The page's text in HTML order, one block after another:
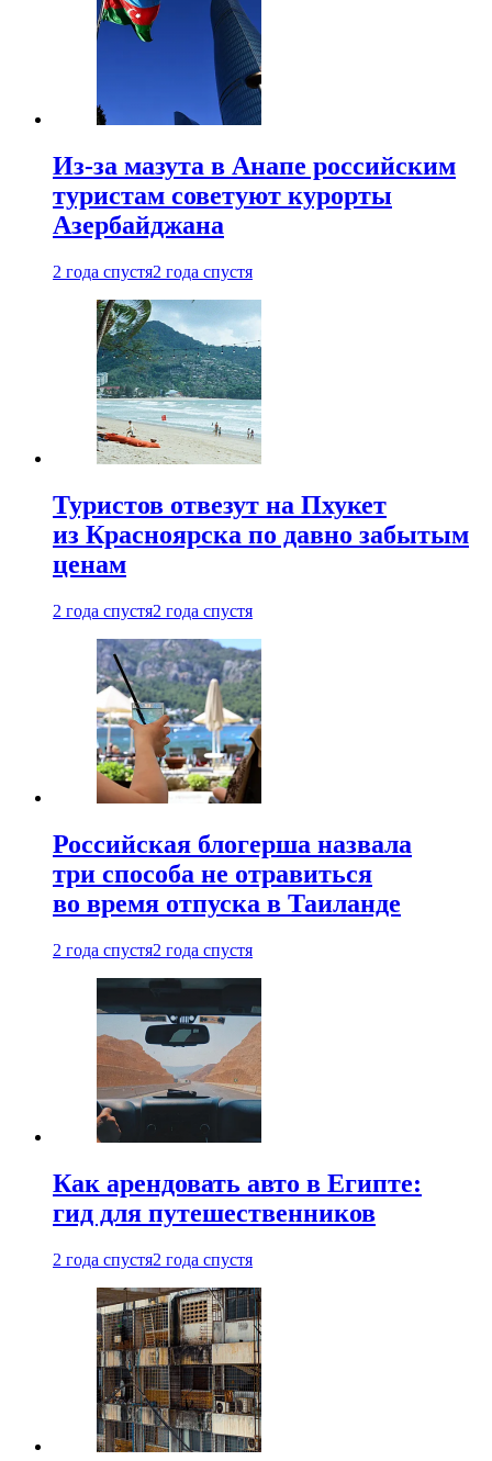
Из-за мазута в Анапе российским
туристам советуют курорты
Азербайджана
2 года спустя2 года спустя
Туристов отвезут на Пхукет
из Красноярска по давно забытым
ценам
2 года спустя2 года спустя
Российская блогерша назвала
три способа не отравиться
во время отпуска в Таиланде
2 года спустя2 года спустя
Как арендовать авто в Египте:
гид для путешественников
2 года спустя2 года спустя